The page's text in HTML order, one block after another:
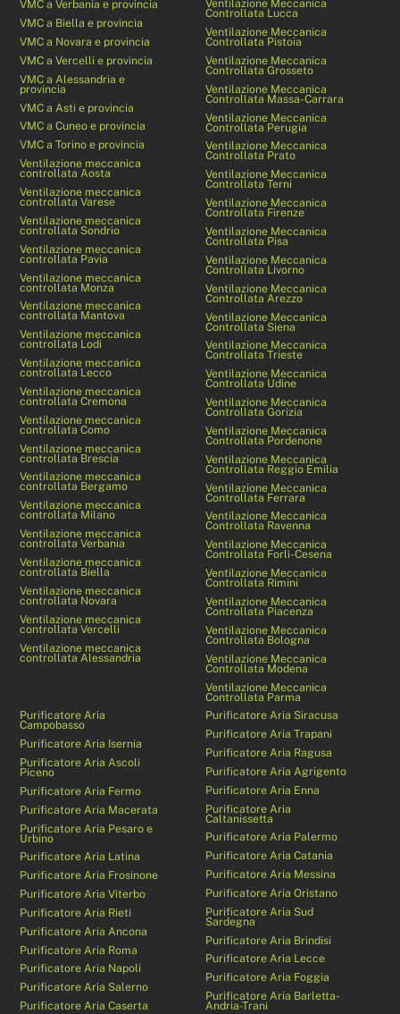
VMC a Verbania e provincia
VMC a Biella e provincia
VMC a Novara e provincia
VMC a Vercelli e provincia
VMC a Alessandria e
provincia
VMC a Asti e provincia
VMC a Cuneo e provincia
VMC a Torino e provincia
Ventilazione meccanica
controllata Aosta
Ventilazione meccanica
controllata Varese
Ventilazione meccanica
controllata Sondrio
Ventilazione meccanica
controllata Pavia
Ventilazione meccanica
controllata Monza
Ventilazione meccanica
controllata Mantova
Ventilazione meccanica
controllata Lodi
Ventilazione meccanica
controllata Lecco
Ventilazione meccanica
controllata Cremona
Ventilazione meccanica
controllata Como
Ventilazione meccanica
controllata Brescia
Ventilazione meccanica
controllata Bergamo
Ventilazione meccanica
controllata Milano
Ventilazione meccanica
controllata Verbania
Ventilazione meccanica
controllata Biella
Ventilazione meccanica
controllata Novara
Ventilazione meccanica
controllata Vercelli
Ventilazione meccanica
controllata Alessandria
Ventilazione Meccanica
Controllata Lucca
Ventilazione Meccanica
Controllata Pistoia
Ventilazione Meccanica
Controllata Grosseto
Ventilazione Meccanica
Controllata Massa-Carrara
Ventilazione Meccanica
Controllata Perugia
Ventilazione Meccanica
Controllata Prato
Ventilazione Meccanica
Controllata Terni
Ventilazione Meccanica
Controllata Firenze
Ventilazione Meccanica
Controllata Pisa
Ventilazione Meccanica
Controllata Livorno
Ventilazione Meccanica
Controllata Arezzo
Ventilazione Meccanica
Controllata Siena
Ventilazione Meccanica
Controllata Trieste
Ventilazione Meccanica
Controllata Udine
Ventilazione Meccanica
Controllata Gorizia
Ventilazione Meccanica
Controllata Pordenone
Ventilazione Meccanica
Controllata Reggio Emilia
Ventilazione Meccanica
Controllata Ferrara
Ventilazione Meccanica
Controllata Ravenna
Ventilazione Meccanica
Controllata Forlì-Cesena
Ventilazione Meccanica
Controllata Rimini
Ventilazione Meccanica
Controllata Piacenza
Ventilazione Meccanica
Controllata Bologna
Ventilazione Meccanica
Controllata Modena
Ventilazione Meccanica
Controllata Parma
Purificatore Aria
Campobasso
Purificatore Aria Isernia
Purificatore Aria Ascoli
Piceno
Purificatore Aria Fermo
Purificatore Aria Macerata
Purificatore Aria Pesaro e
Urbino
Purificatore Aria Latina
Purificatore Aria Frosinone
Purificatore Aria Viterbo
Purificatore Aria Rieti
Purificatore Aria Ancona
Purificatore Aria Roma
Purificatore Aria Napoli
Purificatore Aria Salerno
Purificatore Aria Caserta
Purificatore Aria Siracusa
Purificatore Aria Trapani
Purificatore Aria Ragusa
Purificatore Aria Agrigento
Purificatore Aria Enna
Purificatore Aria
Caltanissetta
Purificatore Aria Palermo
Purificatore Aria Catania
Purificatore Aria Messina
Purificatore Aria Oristano
Purificatore Aria Sud
Sardegna
Purificatore Aria Brindisi
Purificatore Aria Lecce
Purificatore Aria Foggia
Purificatore Aria Barletta-
Andria-Trani